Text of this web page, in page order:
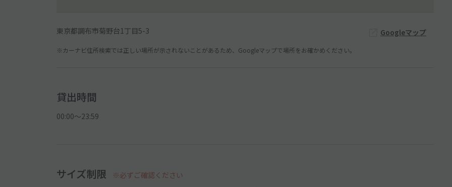
東京都調布市菊野台1丁目5-3 Googleマップ
※カーナビ住所検索では正しい場所が示されないことがあるため、Googleマップで場所をお確かめください。
貸出時間
00:00〜23:59
サイズ制限 ※必ずご確認ください